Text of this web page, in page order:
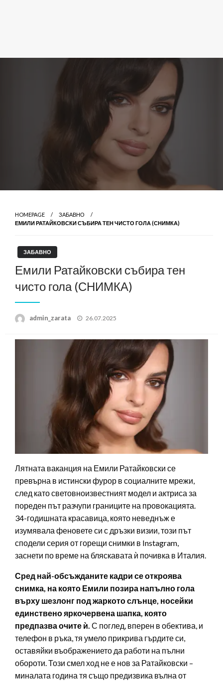
HOMEPAGE
ЗАБАВНО
ЕМИЛИ РАТАЙКОВСКИ СЪБИРА ТЕН ЧИСТО ГОЛА (СНИМКА)
ЗАБАВНО
Емили Ратайковски събира тен
чисто гола (СНИМКА)
admin_zarata
Posted
26.07.2025
Лятната ваканция на Емили Ратайковски се
превърна в истински фурор в социалните мрежи,
след като световноизвестният модел и актриса за
пореден път разчупи границите на провокацията.
34-годишната красавица, която неведнъж е
изумявала феновете си с дръзки визии, този път
сподели серия от горещи снимки в Instagram,
заснети по време на бляскавата ѝ почивка в Италия.
Сред най-обсъжданите кадри се откроява
снимка, на която Емили позира напълно гола
върху шезлонг под жаркото слънце, носейки
единствено яркочервена шапка, която
предпазва очите ѝ. С поглед, вперен в обектива, и
телефон в ръка, тя умело прикрива гърдите си,
оставяйки въображението да работи на пълни
обороти. Този смел ход не е нов за Ратайковски –
миналата година тя също предизвика вълна от